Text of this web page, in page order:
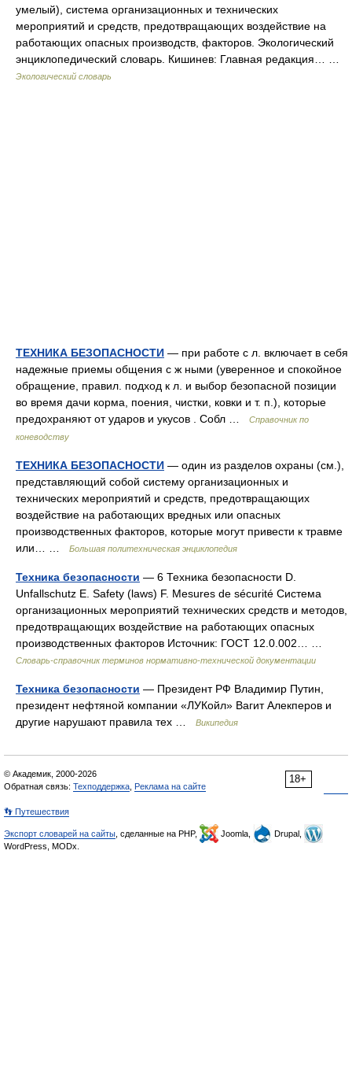
умелый), система организационных и технических
мероприятий и средств, предотвращающих воздействие на
работающих опасных производств, факторов. Экологический
энциклопедический словарь. Кишинев: Главная редакция… …
Экологический словарь
ТЕХНИКА БЕЗОПАСНОСТИ — при работе с л. включает в себя
надежные приемы общения с ж ными (уверенное и спокойное
обращение, правил. подход к л. и выбор безопасной позиции
во время дачи корма, поения, чистки, ковки и т. п.), которые
предохраняют от ударов и укусов . Собл …
Справочник по
коневодству
ТЕХНИКА БЕЗОПАСНОСТИ — один из разделов охраны (см.),
представляющий собой систему организационных и
технических мероприятий и средств, предотвращающих
воздействие на работающих вредных или опасных
производственных факторов, которые могут привести к травме
или… …
Большая политехническая энциклопедия
Техника безопасности — 6 Техника безопасности D.
Unfallschutz E. Safety (laws) F. Mesures de sécurité Система
организационных мероприятий технических средств и методов,
предотвращающих воздействие на работающих опасных
производственных факторов Источник: ГОСТ 12.0.002… …
Словарь-справочник терминов нормативно-технической документации
Техника безопасности — Президент РФ Владимир Путин,
президент нефтяной компании «ЛУКойл» Вагит Алекперов и
другие нарушают правила тех …
Википедия
18+
© Академик, 2000-2026
Обратная связь: Техподдержка Реклама на сайте
👣 Путешествия
Экспорт словарей на сайты , сделанные на PHP, Joomla,
Drupal,
WordPress, MODx.